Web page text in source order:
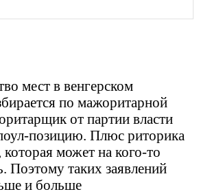
мест в венгерском
по мажоритарной
от партии власти
позицию. Плюс риторика
которая может на кого-то
Поэтому таких заявлений
и больше